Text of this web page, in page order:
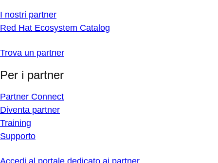
I nostri partner
Red Hat Ecosystem Catalog
Trova un partner
Per i partner
Partner Connect
Diventa partner
Training
Supporto
Accedi al portale dedicato ai partner